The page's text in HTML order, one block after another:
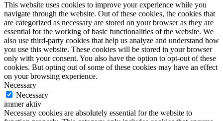
This website uses cookies to improve your experience while you
navigate through the website. Out of these cookies, the cookies that
are categorized as necessary are stored on your browser as they are
essential for the working of basic functionalities of the website. We
also use third-party cookies that help us analyze and understand how
you use this website. These cookies will be stored in your browser
only with your consent. You also have the option to opt-out of these
cookies. But opting out of some of these cookies may have an effect
on your browsing experience.
Necessary
Necessary
immer aktiv
Necessary cookies are absolutely essential for the website to